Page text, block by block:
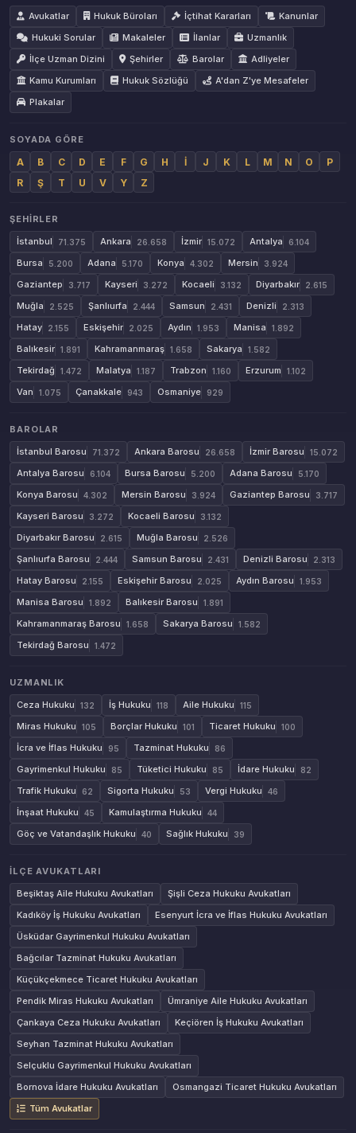
Avukatlar
Hukuk Büroları İçtihat Kararları
Kanunlar
Hukuki Sorular
Makaleler İlanlar
Uzmanlık
İlçe Uzman Dizini
Şehirler Barolar
Adliyeler
Kamu Kurumları
Hukuk Sözlüğü
A'dan Z'ye Mesafeler
Plakalar
SOYADA GÖRE
A B C D E F G H İ J K L M N O
P
R
Ş T U V Y Z
ŞEHIRLER
İstanbul
71.375 Ankara 26.658 İzmir 15.072 Antalya 6.104
Bursa 5.200 Adana 5.170 Konya 4.302 Mersin 3.924
Gaziantep 3.717 Kayseri 3.272 Kocaeli 3.132 Diyarbakır 2.615
Muğla 2.525 Şanlıurfa 2.444 Samsun 2.431 Denizli 2.313
Hatay 2.155 Eskişehir 2.025 Aydın 1.953 Manisa 1.892
Balıkesir 1.891 Kahramanmaraş 1.658 Sakarya 1.582
Tekirdağ 1.472 Malatya 1.187 Trabzon 1.160 Erzurum 1.102
Van 1.075 Çanakkale 943 Osmaniye 929
BAROLAR
İstanbul Barosu
71.372 Ankara Barosu 26.658 İzmir Barosu 15.072
Antalya Barosu 6.104 Bursa Barosu 5.200 Adana Barosu 5.170
Konya Barosu 4.302 Mersin Barosu 3.924 Gaziantep Barosu 3.717
Kayseri Barosu 3.272 Kocaeli Barosu 3.132
Diyarbakır Barosu 2.615 Muğla Barosu 2.526
Şanlıurfa Barosu 2.444 Samsun Barosu 2.431 Denizli Barosu 2.313
Hatay Barosu 2.155 Eskişehir Barosu 2.025 Aydın Barosu 1.953
Manisa Barosu 1.892 Balıkesir Barosu 1.891
Kahramanmaraş Barosu 1.658 Sakarya Barosu 1.582
Tekirdağ Barosu 1.472
UZMANLIK
Ceza Hukuku
132 İş Hukuku 118 Aile Hukuku 115
Miras Hukuku 105 Borçlar Hukuku 101 Ticaret Hukuku 100
İcra ve İflas Hukuku 95 Tazminat Hukuku 86
Gayrimenkul Hukuku 85 Tüketici Hukuku 85 İdare Hukuku 82
Trafik Hukuku 62 Sigorta Hukuku 53 Vergi Hukuku 46
İnşaat Hukuku 45 Kamulaştırma Hukuku 44
Göç ve Vatandaşlık Hukuku 40 Sağlık Hukuku 39
İLÇE AVUKATLARI
Beşiktaş Aile Hukuku Avukatları
Şişli Ceza Hukuku Avukatları
Kadıköy İş Hukuku Avukatları
Esenyurt İcra ve İflas Hukuku Avukatları
Üsküdar Gayrimenkul Hukuku Avukatları
Bağcılar Tazminat Hukuku Avukatları
Küçükçekmece Ticaret Hukuku Avukatları
Pendik Miras Hukuku Avukatları
Ümraniye Aile Hukuku Avukatları
Çankaya Ceza Hukuku Avukatları
Keçiören İş Hukuku Avukatları
Seyhan Tazminat Hukuku Avukatları
Selçuklu Gayrimenkul Hukuku Avukatları
Bornova İdare Hukuku Avukatları
Osmangazi Ticaret Hukuku Avukatları
Tüm Avukatlar